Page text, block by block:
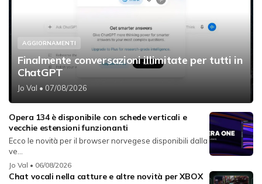
AGGIORNAMENTI
Finalmente conversazioni illimitate per tutti in
ChatGPT
Jo Val • 07/08/2026
Opera 134 è disponibile con schede verticali e
vecchie estensioni funzionanti
Ecco le novità per il browser norvegese disponibili dalla
ve...
Jo Val • 06/08/2026
Chat vocali nella catture e altre novità per XBOX